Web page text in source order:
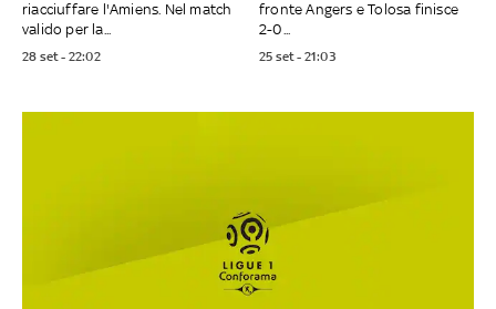
riacciuffare l'Amiens. Nel match
valido per la...
28 set - 22:02
fronte Angers e Tolosa finisce
2-0...
25 set - 21:03